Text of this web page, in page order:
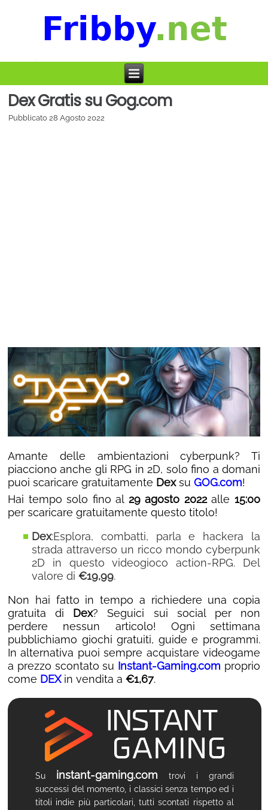
Dex Gratis su Gog.com
Pubblicato 28 Agosto 2022
Amante delle ambientazioni cyberpunk? Ti
piacciono anche gli RPG in 2D, solo fino a domani
puoi scaricare gratuitamente Dexsu GOG.com!
Hai tempo solo fino al 29 agosto 2022alle15:00
per scaricare gratuitamente questo titolo!
Dex:Esplora, combatti, parla e hackera la
strada attraverso un ricco mondo cyberpunk
2D in questo videogioco action-RPG. Del
valore di €19,99.
Non hai fatto in tempo a richiedere una copia
gratuita di Dex? Seguici sui social per non
perdere nessun articolo! Ogni settimana
pubblichiamo giochi gratuiti, guide e programmi.
In alternativa puoi sempre acquistare videogame
a prezzo scontato su Instant-Gaming.com proprio
come DEXin vendita a €1,67.
Su instant-gaming.com trovi i grandi
successi del momento, i classici senza tempo ed i
titoli indie più particolari, tutti scontati rispetto al